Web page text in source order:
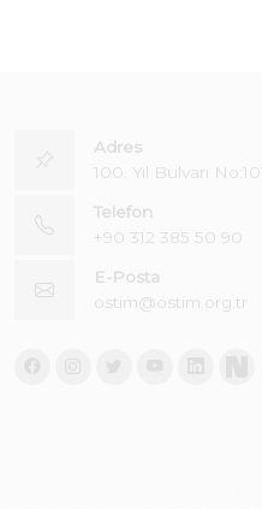
Adres
100. Yıl Bulvarı
Telefon
+90 312 385 50 90
E-Posta
ostim@ostim.org.tr